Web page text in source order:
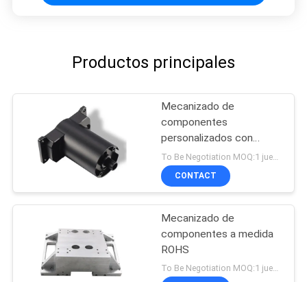
Productos principales
Mecanizado de
componentes
personalizados con
soplado de arena
CONTACT
Mecanizado de
componentes a medida
ROHS
To Be Negotiation MOQ:1 juego